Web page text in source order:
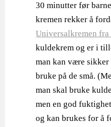
30 minutter før
kremen rekker å
Universalkremen fra
kuldekrem og er i
man kan være sikker
bruke på de små.
man skal bruke
men en god
og kan brukes for å